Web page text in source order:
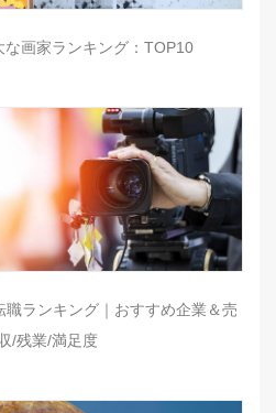
な画家ランキング：TOP10
職ランキング｜おすすめ企業＆売
/残業/満足度